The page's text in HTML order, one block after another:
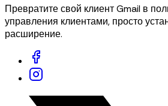
Превратите свой клиент Gmail в
управления клиентами, просто
расширение.